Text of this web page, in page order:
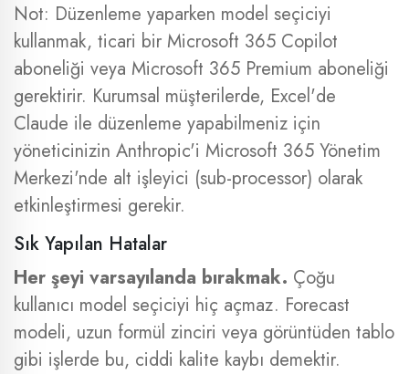
Not: Düzenleme yaparken model seçiciyi
kullanmak, ticari bir Microsoft 365 Copilot
aboneliği veya Microsoft 365 Premium aboneliği
gerektirir. Kurumsal müşterilerde, Excel'de
Claude ile düzenleme yapabilmeniz için
yöneticinizin Anthropic'i Microsoft 365 Yönetim
Merkezi'nde alt işleyici (sub-processor) olarak
etkinleştirmesi gerekir.
Sık Yapılan Hatalar
Her şeyi varsayılanda bırakmak. Çoğu
kullanıcı model seçiciyi hiç açmaz. Forecast
modeli, uzun formül zinciri veya görüntüden tablo
gibi işlerde bu, ciddi kalite kaybı demektir.